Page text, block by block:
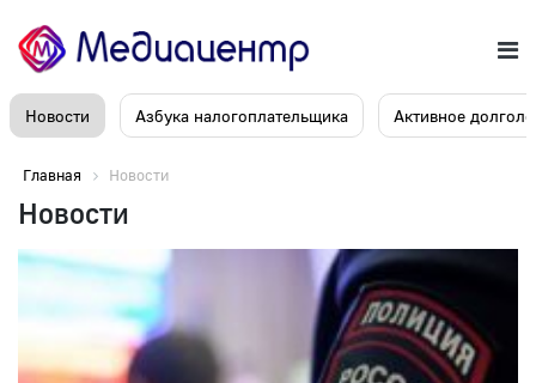
Новости Азбука налогоплательщика Активное
Главная Новости
Новости